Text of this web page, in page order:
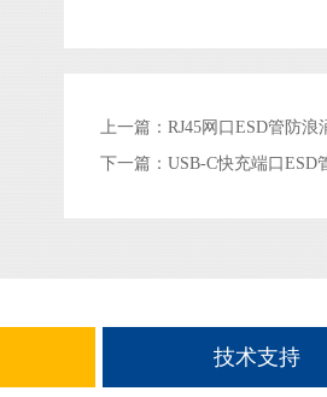
上一篇： RJ45网口ESD管防
下一篇： USB-C快充端口ESD
技术支持